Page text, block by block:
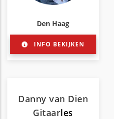
Den Haag
INFO BEKIJKEN
Danny van Dien
Gitaarles